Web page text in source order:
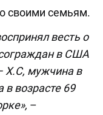
своими семьям.
весть о
в США
Х.С, мужчина в
в возрасте 69
–